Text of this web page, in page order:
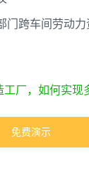
门跨车间劳动
厂，如何实现
免费演示